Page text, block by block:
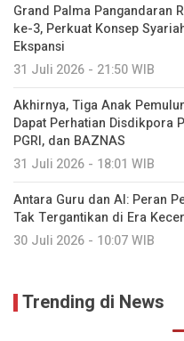
Grand Palma Pangandaran
ke-3, Perkuat Konsep
Ekspansi
31 Juli 2026 - 21:50 WIB
Akhirnya, Tiga Anak
Dapat Perhatian Disdikpora
PGRI, dan BAZNAS
31 Juli 2026 - 18:01 WIB
Antara Guru dan AI: Peran
Tak Tergantikan di Era
30 Juli 2026 - 10:07 WIB
Trending di News